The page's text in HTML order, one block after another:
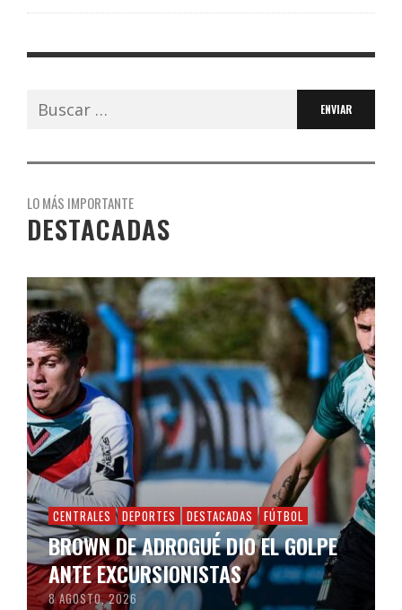
Buscar:
LO MÁS IMPORTANTE
DESTACADAS
CENTRALES DEPORTES DESTACADAS FÚTBOL
BROWN DE ADROGUÉ DIO EL GOLPE
ANTE EXCURSIONISTAS
8 AGOSTO, 2026